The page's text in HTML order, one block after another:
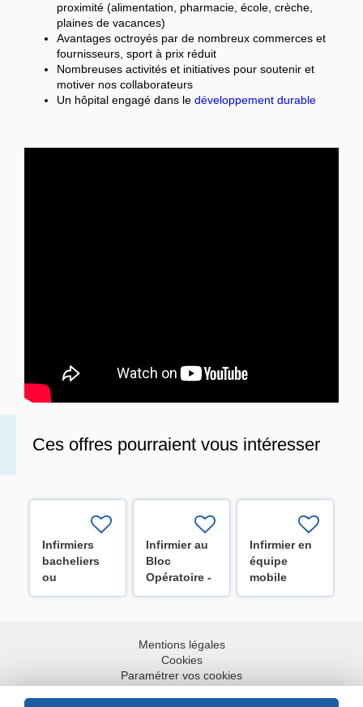
proximité (alimentation, pharmacie, école, crèche,
plaines de vacances)
Avantages octroyés par de nombreux commerces et
fournisseurs, sport à prix réduit
Nombreuses activités et initiatives pour soutenir et
motiver nos collaborateurs
Un hôpital engagé dans le développement durable
Ces offres pourraient vous intéresser
Infirmiers
bacheliers
ou
spécialisés
Infirmier au
Bloc
Opératoire -
Secteur
Infirmier en
équipe
mobile
générale
Mentions légales
Cookies
Paramétrer vos cookies